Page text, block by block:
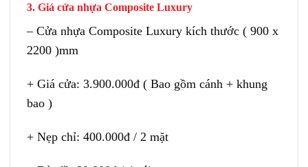
3. Giá cửa nhựa Composite Luxury
– Cửa nhựa Composite Luxury kích thước ( 900 x
2200 )mm
+ Giá cửa: 3.900.000đ ( Bao gồm cánh + khung
bao )
+ Nẹp chỉ: 400.000đ / 2 mặt